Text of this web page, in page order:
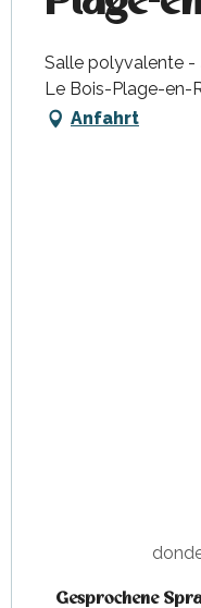
Salle polyvalente -
Le Bois-Plage-en-
Anfahrt
Gesprochene
Gesprochene